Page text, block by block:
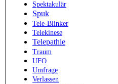
Spektakulär
Spuk
Tele-Blinker
Telekinese
Telepathie
Traum
UFO
Umfrage
Verlassen